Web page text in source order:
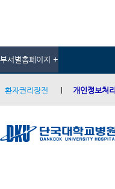
부서별홈페이지 +
환자권리장전 개인정보처